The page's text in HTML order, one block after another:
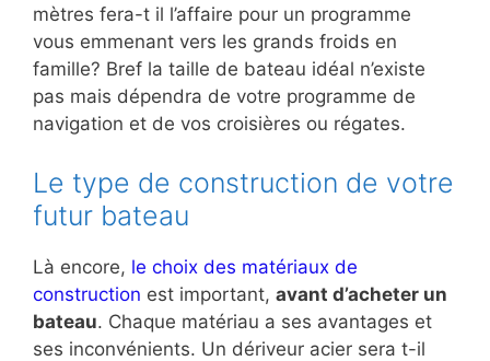
mètres fera-t il l’affaire pour un programme
vous emmenant vers les grands froids en
famille? Bref la taille de bateau idéal n’existe
pas mais dépendra de votre programme de
navigation et de vos croisières ou régates.
Le type de construction de votre
futur bateau
Là encore, le choix des matériaux de
construction est important, avant d’acheter un
bateau. Chaque matériau a ses avantages et
ses inconvénients. Un dériveur acier sera t-il